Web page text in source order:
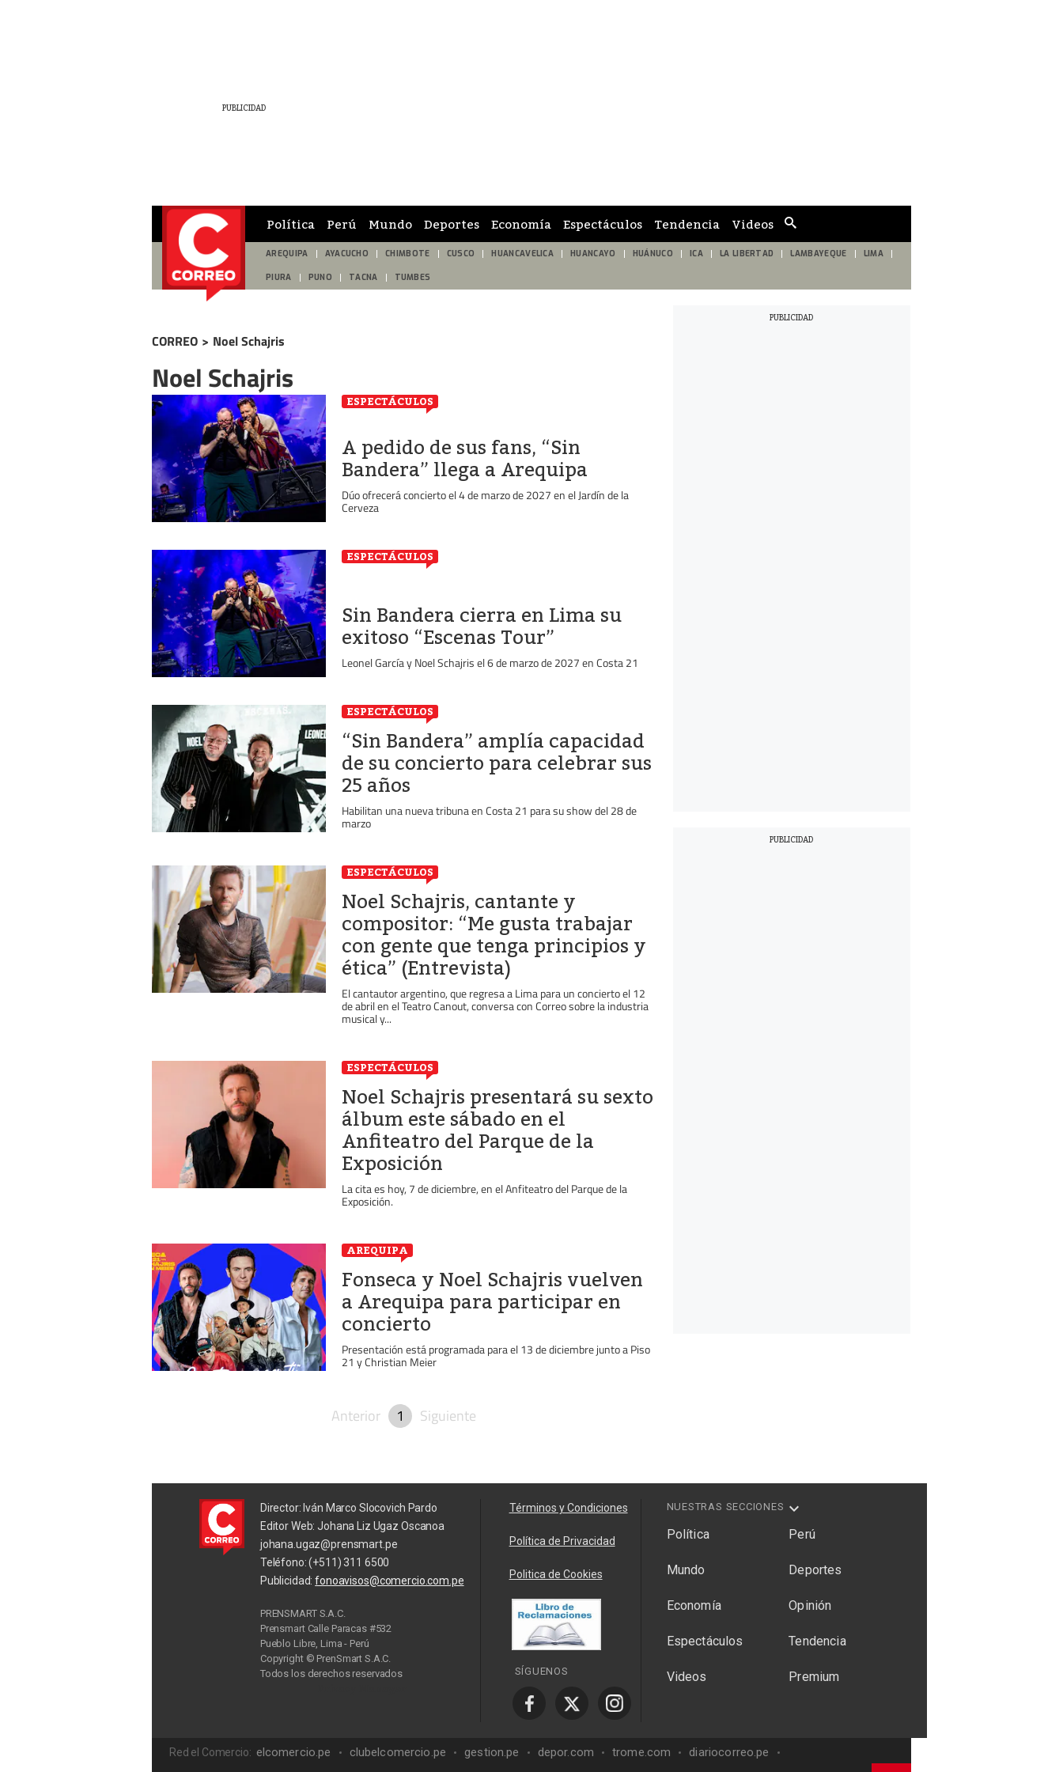
de
búsqueda
Política Perú Mundo Deportes Economía Espectáculos Tendencia Videos
AREQUIPA AYACUCHO CHIMBOTE CUSCO HUANCAVELICA HUANCAYO HUÁNUCO ICA LA LIBERTAD LAMBAYEQUE LIMA
PIURA PUNO TACNA TUMBES
CORREO > Noel Schajris
Noel Schajris
ESPECTÁCULOS
A pedido de sus fans, “Sin
Bandera” llega a Arequipa
Dúo ofrecerá concierto el 4 de marzo de 2027 en el Jardín de la
Cerveza
ESPECTÁCULOS
Sin Bandera cierra en Lima su
exitoso “Escenas Tour”
Leonel García y Noel Schajris el 6 de marzo de 2027 en Costa 21
ESPECTÁCULOS
“Sin Bandera” amplía capacidad
de su concierto para celebrar sus
25 años
Habilitan una nueva tribuna en Costa 21 para su show del 28 de
marzo
ESPECTÁCULOS
Noel Schajris, cantante y
compositor: “Me gusta trabajar
con gente que tenga principios y
ética” (Entrevista)
El cantautor argentino, que regresa a Lima para un concierto el 12
de abril en el Teatro Canout, conversa con Correo sobre la industria
musical y...
ESPECTÁCULOS
Noel Schajris presentará su sexto
álbum este sábado en el
Anfiteatro del Parque de la
Exposición
La cita es hoy, 7 de diciembre, en el Anfiteatro del Parque de la
Exposición.
AREQUIPA
Fonseca y Noel Schajris vuelven
a Arequipa para participar en
concierto
Presentación está programada para el 13 de diciembre junto a Piso
21 y Christian Meier
Anterior 1 Siguiente
Director: Iván Marco Slocovich Pardo
Editor Web: Johana Liz Ugaz Oscanoa
johana.ugaz@prensmart.pe
Teléfono: (+511) 311 6500
Publicidad:fonoavisos@comercio.com.pe
PRENSMART S.A.C.
Prensmart Calle Paracas #532
Pueblo Libre, Lima - Perú
Copyright © PrenSmart S.A.C.
Todos los derechos reservados
Términos y Condiciones
Política de Privacidad
Politica de Cookies
SÍGUENOS
NUESTRAS SECCIONES
Política Perú
Mundo Deportes
Economía Opinión
Espectáculos Tendencia
Videos Premium
Red el Comercio: elcomercio.pe clubelcomercio.pe gestion.pe depor.com trome.com diariocorreo.pe